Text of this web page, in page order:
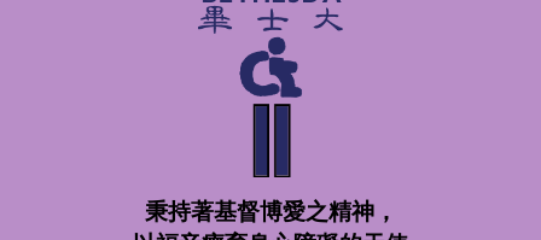
秉持著基督博愛之精神，